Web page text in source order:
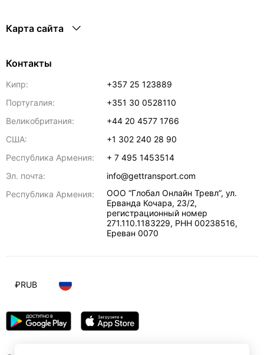
Карта сайта
Контакты
Кипр:
+357 25 123889
Португалия:
+351 30 0528110
Великобритания:
+44 20 4577 1766
США:
+1 302 240 28 90
Республика Армения:
+ 7 495 1453514
Эл. почта:
info@gettransport.com
Республика Армения:
ООО “Глобал Онлайн Тревл”, ул.
Ерванда Кочара, 23/2,
регистрационный номер
271.110.1183229, РНН 00238516,
Ереван 0070
₽RUB